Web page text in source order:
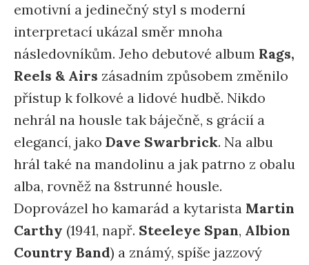
emotivní a jedinečný styl s moderní
interpretací ukázal směr mnoha
následovníkům. Jeho debutové album Rags,
Reels & Airs zásadním způsobem změnilo
přístup k folkové a lidové hudbě. Nikdo
nehrál na housle tak báječně, s grácií a
elegancí, jako Dave Swarbrick. Na albu
hrál také na mandolinu a jak patrno z obalu
alba, rovněž na 8strunné housle.
Doprovázel ho kamarád a kytarista Martin
Carthy (1941, např. Steeleye Span, Albion
Country Band) a známý, spíše jazzový